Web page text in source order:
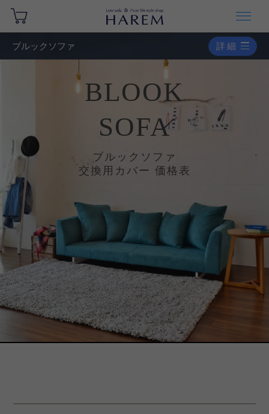
ブルックソファ 詳細
BLOOK
SOFA
ブルックソファ
交換用カバー 価格表